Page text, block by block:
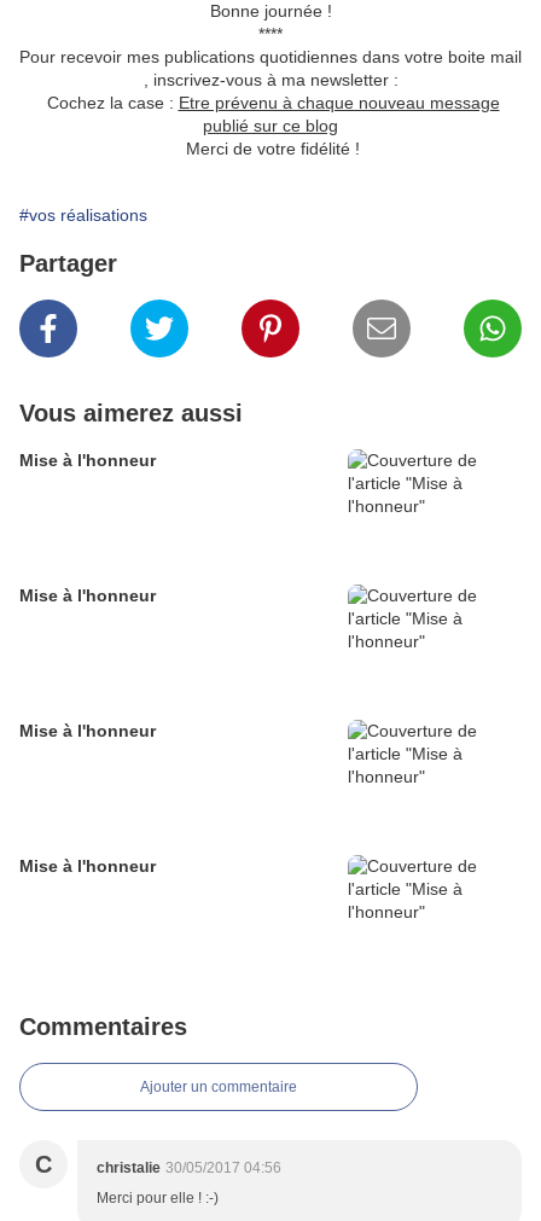
Bonne journée !
****
Pour recevoir mes publications quotidiennes dans votre boite mail
, inscrivez-vous à ma newsletter :
Cochez la case : Etre prévenu à chaque nouveau message
publié sur ce blog
Merci de votre fidélité !
#vos réalisations
Partager
Vous aimerez aussi
Mise à l'honneur
Mise à l'honneur
Mise à l'honneur
Mise à l'honneur
Commentaires
Ajouter un commentaire
C christalie 30/05/2017 04:56
Merci pour elle ! :-)